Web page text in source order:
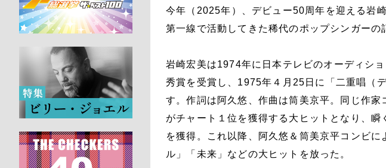
今年（2025年）、デビュー50周年を迎える岩
第一線で活動してきた稀代のポップシンガーの
岩崎宏美は1974年に日本テレビのオーディシ
秀賞を受賞し、1975年４月25日に「二重唱（
す。作詞は阿久悠、作曲は筒美京平。同じ作家
がチャート１位を獲得する大ヒットとなり、
を獲得。これ以降、阿久悠＆筒美京平コンビ
ル」「未来」などの大ヒットを放った。